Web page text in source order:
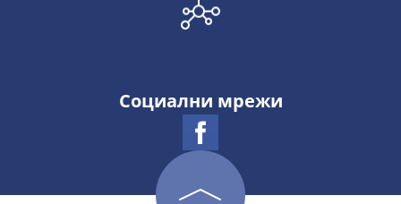
Социални мрежи